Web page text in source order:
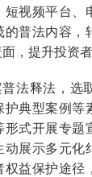
短视频平台、
普法内容，
，提升投资者
法释法， 选
护典型案例等
式开展专题
动展示多元化
益保护途径，